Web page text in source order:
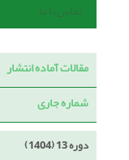
تماس با ما
مقالات آماده انتشار
شماره جاری
دوره 13 (1404)